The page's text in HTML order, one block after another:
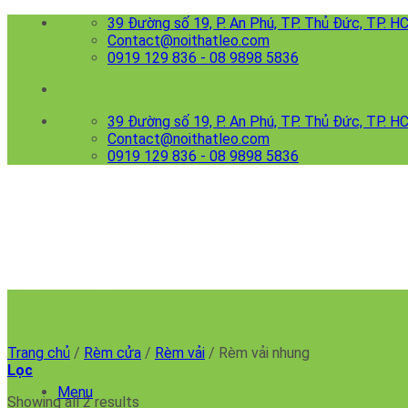
39 Đường số 19, P. An Phú, TP. Thủ Đức, TP.
Contact@noithatleo.com
0919 129 836 - 08 9898 5836
39 Đường số 19, P. An Phú, TP. Thủ Đức, TP.
Contact@noithatleo.com
0919 129 836 - 08 9898 5836
Menu
Trang chủ / Rèm cửa / Rèm vải / Rèm vải nhung
Lọc
Showing all 2 results